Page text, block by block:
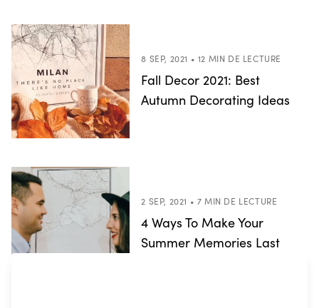
8 SEP, 2021 • 12 MIN DE LECTURE
Fall Decor 2021: Best
Autumn Decorating Ideas
2 SEP, 2021 • 7 MIN DE LECTURE
4 Ways To Make Your
Summer Memories Last